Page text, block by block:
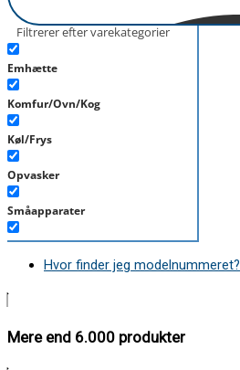
Filtrerer efter varekategorier
Emhætte
Komfur/Ovn/Kog
Køl/Frys
Opvasker
Småapparater
Støvsuger
Hvor finder jeg modelnummeret?
Mere end 6.000 produkter